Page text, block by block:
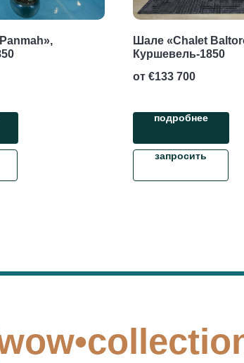
Шале «Chalet
Куршевель-1850
от €133 700
подробнее
запросить